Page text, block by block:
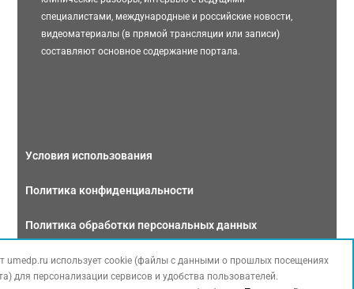
специалистами, международные и российские новости,
видеоматериалы (в прямой трансляции или записи)
составляют основное содержание портала.
Условия использования
Политика конфиденциальности
Политика обработки персональных данных
Связаться с нами
umedp.ru использует cookie (файлы с данными о прошлых посещениях
для персонализации сервисов и удобства пользователей.